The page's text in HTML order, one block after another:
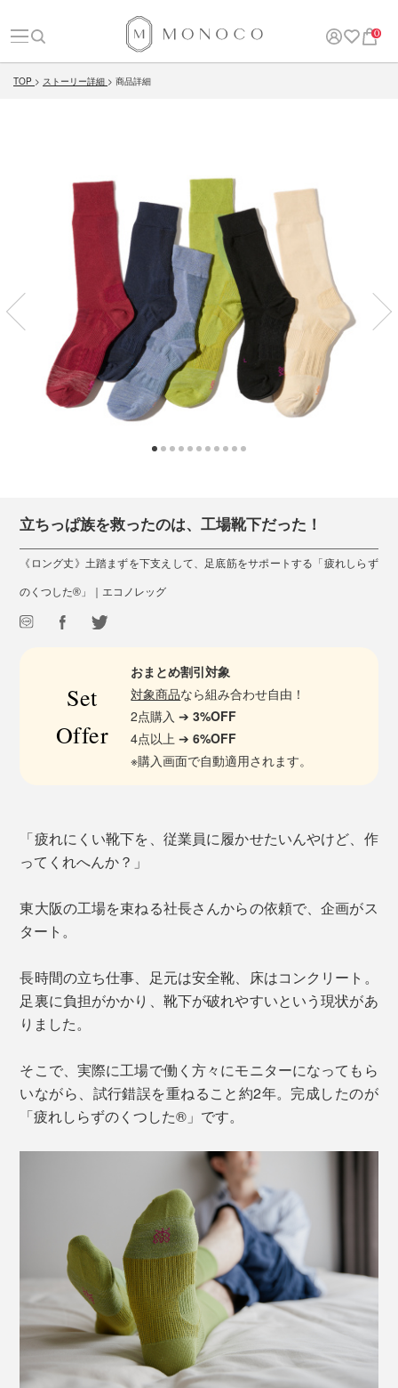
0
TOP ストーリー詳細 商品詳細
立ちっぱ族を救ったのは、工場靴下だった！
《ロング丈》土踏まずを下支えして、足底筋をサポートする「疲れしらず
のくつした®」｜エコノレッグ
Set
Offer
おまとめ割引対象
対象商品なら組み合わせ自由！
2点購入 ➔3%OFF
4点以上 ➔6%OFF
※購入画面で自動適用されます。
「疲れにくい靴下を、従業員に履かせたいんやけど、作
ってくれへんか？」
東大阪の工場を束ねる社長さんからの依頼で、企画がス
タート。
長時間の立ち仕事、足元は安全靴、床はコンクリート。
足裏に負担がかかり、靴下が破れやすいという現状があ
りました。
そこで、実際に工場で働く方々にモニターになってもら
いながら、試行錯誤を重ねること約2年。完成したのが
「疲れしらずのくつした®」です。